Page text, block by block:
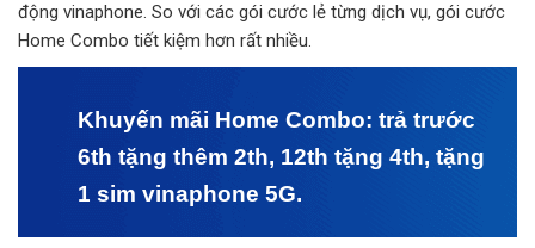
động vinaphone. So với các gói cước lẻ từng dịch vụ, gói cước
Home Combo tiết kiệm hơn rất nhiều.
Khuyến mãi Home Combo: trả trước
6th tặng thêm 2th, 12th tặng 4th, tặng
1 sim vinaphone 5G.